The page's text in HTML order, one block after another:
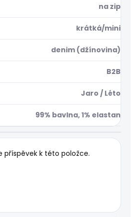
na zip
krátká/mini
denim (džínovina)
B2B
Jaro / Léto
99% bavlna, 1% elastan
příspěvek k této položce.